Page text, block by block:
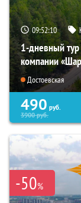
09:52:08
1-дневный тур
компании
Достоевская
490 руб.
3900руб.
-50%